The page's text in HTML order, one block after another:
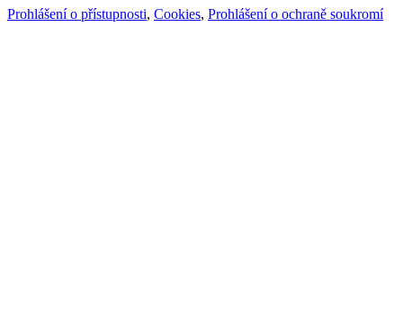
Prohlášení o přístupnosti, Cookies, Prohlášení o ochraně soukromí